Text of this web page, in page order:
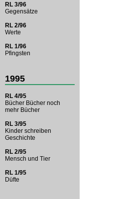
RL 3/96
Gegensätze
RL 2/96
Werte
RL 1/96
Pfingsten
1995
RL 4/95
Bücher Bücher noch
mehr Bücher
RL 3/95
Kinder schreiben
Geschichte
RL 2/95
Mensch und Tier
RL 1/95
Düfte